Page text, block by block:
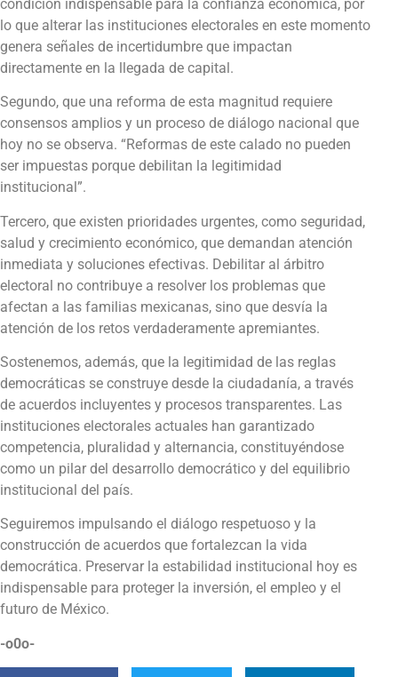
condición indispensable para la confianza económica, por
lo que alterar las instituciones electorales en este momento
genera señales de incertidumbre que impactan
directamente en la llegada de capital.
Segundo, que una reforma de esta magnitud requiere
consensos amplios y un proceso de diálogo nacional que
hoy no se observa. “Reformas de este calado no pueden
ser impuestas porque debilitan la legitimidad
institucional”.
Tercero, que existen prioridades urgentes, como seguridad,
salud y crecimiento económico, que demandan atención
inmediata y soluciones efectivas. Debilitar al árbitro
electoral no contribuye a resolver los problemas que
afectan a las familias mexicanas, sino que desvía la
atención de los retos verdaderamente apremiantes.
Sostenemos, además, que la legitimidad de las reglas
democráticas se construye desde la ciudadanía, a través
de acuerdos incluyentes y procesos transparentes. Las
instituciones electorales actuales han garantizado
competencia, pluralidad y alternancia, constituyéndose
como un pilar del desarrollo democrático y del equilibrio
institucional del país.
Seguiremos impulsando el diálogo respetuoso y la
construcción de acuerdos que fortalezcan la vida
democrática. Preservar la estabilidad institucional hoy es
indispensable para proteger la inversión, el empleo y el
futuro de México.
-o0o-